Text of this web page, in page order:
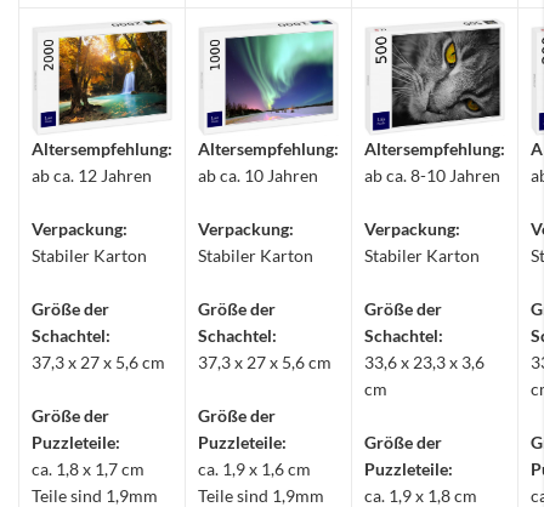
Altersempfehlung:
ab ca. 12 Jahren
Verpackung:
Stabiler Karton
Größe der
Schachtel:
37,3 x 27 x 5,6 cm
Größe der
Puzzleteile:
ca. 1,8 x 1,7 cm
Teile sind 1,9mm
Altersempfehlung:
ab ca. 10 Jahren
Verpackung:
Stabiler Karton
Größe der
Schachtel:
37,3 x 27 x 5,6 cm
Größe der
Puzzleteile:
ca. 1,9 x 1,6 cm
Teile sind 1,9mm
Altersempfehlung:
ab ca. 8-10 Jahren
Verpackung:
Stabiler Karton
Größe der
Schachtel:
33,6 x 23,3 x 3,6
cm
Größe der
Puzzleteile:
ca. 1,9 x 1,8 cm